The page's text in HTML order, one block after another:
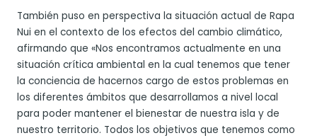
También puso en perspectiva la situación actual de Rapa
Nui en el contexto de los efectos del cambio climático,
afirmando que «Nos encontramos actualmente en una
situación crítica ambiental en la cual tenemos que tener
la conciencia de hacernos cargo de estos problemas en
los diferentes ámbitos que desarrollamos a nivel local
para poder mantener el bienestar de nuestra isla y de
nuestro territorio. Todos los objetivos que tenemos como